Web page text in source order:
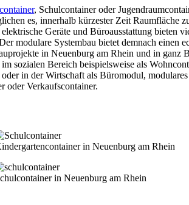
, Schulcontainer oder
es, innerhalb kürzester Zeit Raumfläche
Geräte und Büroausstattung bieten
modulare Systembau bietet demnach einen
in Neuenburg am Rhein und in ganz
sozialen Bereich beispielsweise als
in der Wirtschaft als Büromodul, modulares
oder Verkaufscontainer.
in Neuenburg am Rhein
in Neuenburg am Rhein